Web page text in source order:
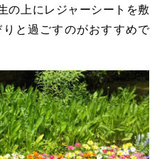
の上にレジャーシートを敷
と過ごすのがおすすめで